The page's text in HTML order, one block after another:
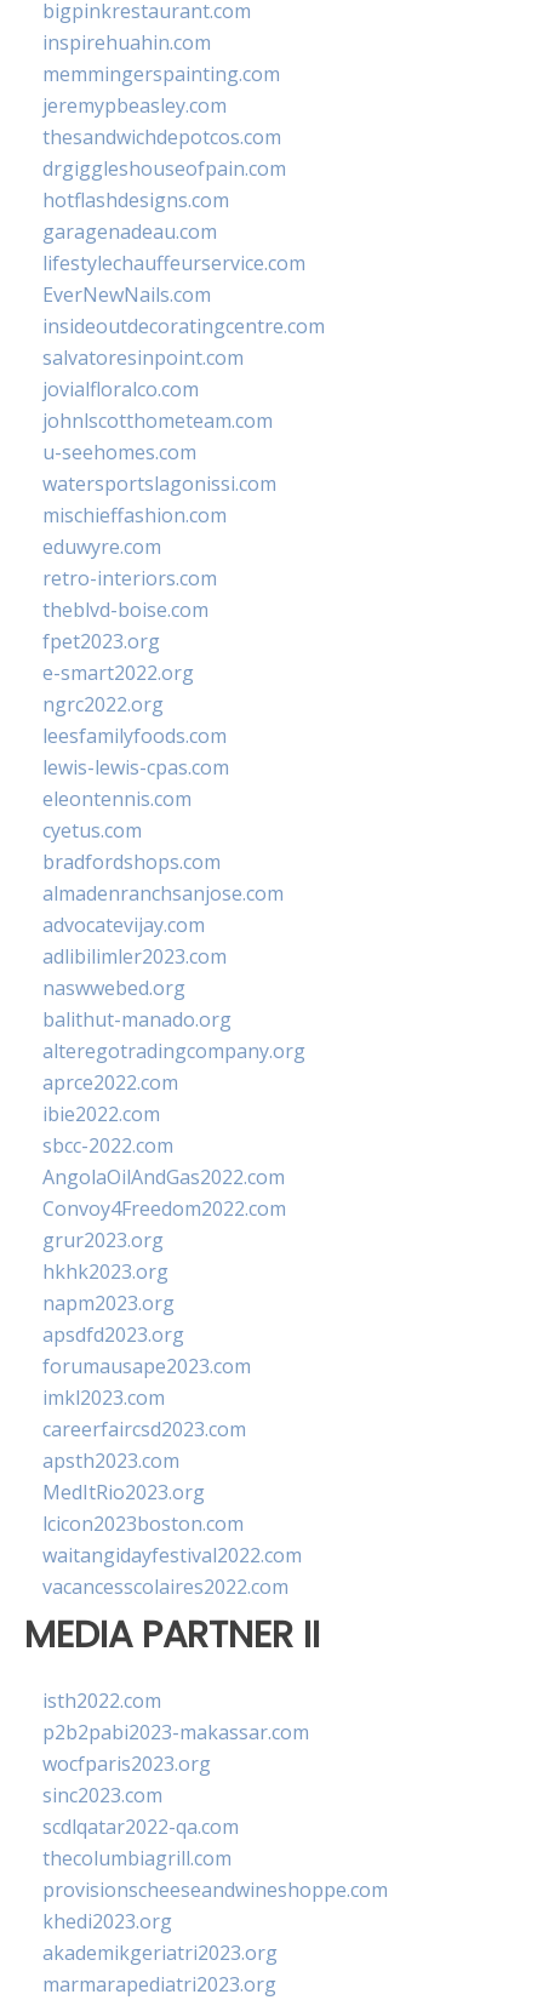
bigpinkrestaurant.com
inspirehuahin.com
memmingerspainting.com
jeremypbeasley.com
thesandwichdepotcos.com
drgiggleshouseofpain.com
hotflashdesigns.com
garagenadeau.com
lifestylechauffeurservice.com
EverNewNails.com
insideoutdecoratingcentre.com
salvatoresinpoint.com
jovialfloralco.com
johnlscotthometeam.com
u-seehomes.com
watersportslagonissi.com
mischieffashion.com
eduwyre.com
retro-interiors.com
theblvd-boise.com
fpet2023.org
e-smart2022.org
ngrc2022.org
leesfamilyfoods.com
lewis-lewis-cpas.com
eleontennis.com
cyetus.com
bradfordshops.com
almadenranchsanjose.com
advocatevijay.com
adlibilimler2023.com
naswwebed.org
balithut-manado.org
alteregotradingcompany.org
aprce2022.com
ibie2022.com
sbcc-2022.com
AngolaOilAndGas2022.com
Convoy4Freedom2022.com
grur2023.org
hkhk2023.org
napm2023.org
apsdfd2023.org
forumausape2023.com
imkl2023.com
careerfaircsd2023.com
apsth2023.com
MedItRio2023.org
lcicon2023boston.com
waitangidayfestival2022.com
vacancesscolaires2022.com
MEDIA PARTNER II
isth2022.com
p2b2pabi2023-makassar.com
wocfparis2023.org
sinc2023.com
scdlqatar2022-qa.com
thecolumbiagrill.com
provisionscheeseandwineshoppe.com
khedi2023.org
akademikgeriatri2023.org
marmarapediatri2023.org